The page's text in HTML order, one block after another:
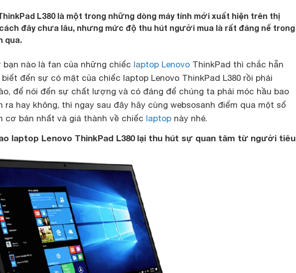
L380 là một trong những dòng máy tính mới xuất hiện trên thị
đây chưa lâu, nhưng mức độ thu hút người mua là rất đáng nể trong
qua.
bạn nào là fan của những chiếc laptop Lenovo ThinkPad thì chắc hẵn
đến sự có mặt của chiếc laptop Lenovo ThinkPad L380 rồi phải
để nói đến sự chất lượng và có đáng để chúng ta phải móc hầu bao
ra hay không, thì ngay sau đây hãy cùng websosanh điểm qua một số
cơ bản nhất và giá thành về chiếc laptop này nhé.
laptop Lenovo ThinkPad L380 lại thu hút sự quan tâm từ người tiêu